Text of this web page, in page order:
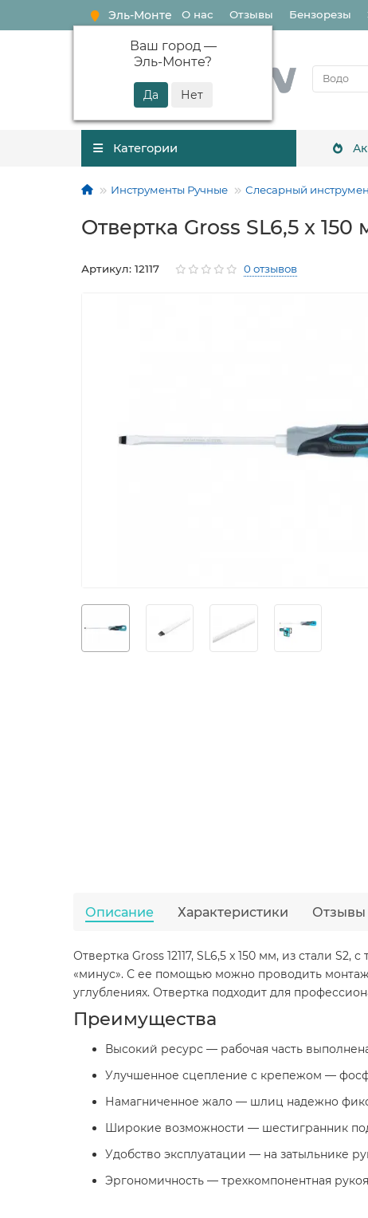
Эль-Монте
Ваш город —
Эль-Монте?
О нас Отзывы Бензорезы
Категории
Инструменты Ручные Слесарный
Отвертка Gross SL6,5 x 150
Артикул: 12117 0 отзывов
Описание Характеристики Отзывы
Отвертка Gross 12117, SL6,5 x 150 мм, из стали
«минус». С ее помощью можно проводить
углублениях. Отвертка подходит для
Преимущества
Высокий ресурс — рабочая часть
Улучшенное сцепление с крепежом —
Намагниченное жало — шлиц надежно
Широкие возможности — шестигранник
Удобство эксплуатации — на затыльнике
Эргономичность — трехкомпонентная